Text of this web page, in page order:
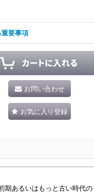
要事項
お問い合わせ
お気に入り登録
期あるいはもっと古い時代の